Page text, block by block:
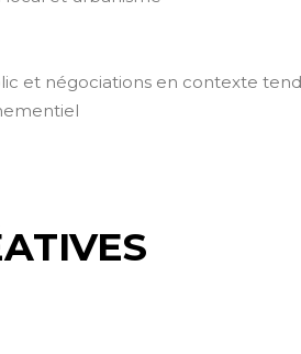
et négociations en contexte